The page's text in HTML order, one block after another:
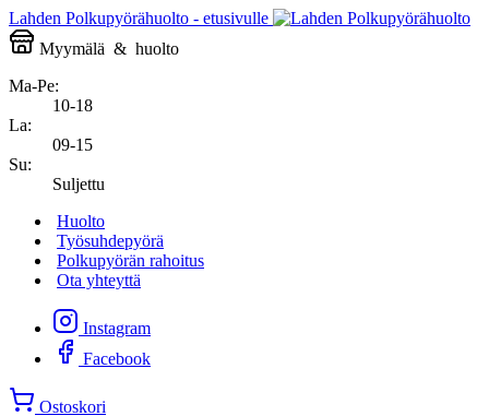
Lahden Polkupyörähuolto - etusivulle
Myymälä & huolto
Ma-Pe:
10-18
La:
09-15
Su:
Suljettu
Huolto
Työsuhdepyörä
Polkupyörän rahoitus
Ota yhteyttä
Instagram
Facebook
Ostoskori